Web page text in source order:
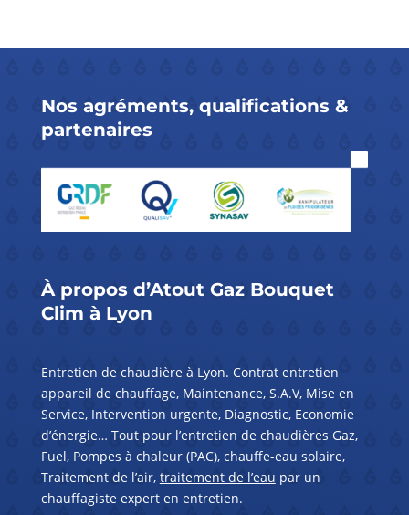
Nos agréments, qualifications &
partenaires
À propos d’Atout Gaz Bouquet
Clim à Lyon
Entretien de chaudière à Lyon. Contrat entretien
appareil de chauffage, Maintenance, S.A.V, Mise en
Service, Intervention urgente, Diagnostic, Economie
d’énergie… Tout pour l’entretien de chaudières Gaz,
Fuel, Pompes à chaleur (PAC), chauffe-eau solaire,
Traitement de l’air, traitement de l’eau par un
chauffagiste expert en entretien.